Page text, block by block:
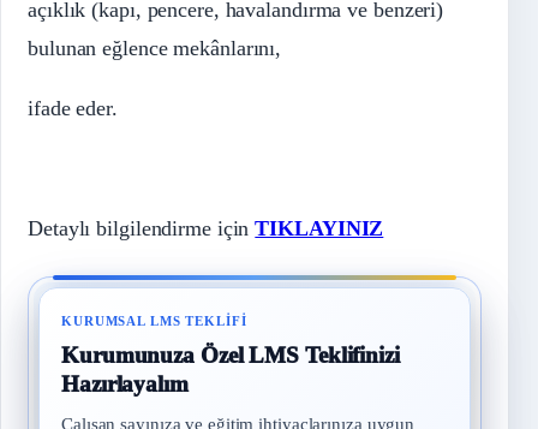
açıklık (kapı, pencere, havalandırma ve benzeri)
bulunan eğlence mekânlarını,
ifade eder.
Detaylı bilgilendirme içinTIKLAYINIZ
KURUMSAL LMS TEKLIFI
Kurumunuza Özel LMS Teklifinizi
Hazırlayalım
Çalışan sayınıza ve eğitim ihtiyaçlarınıza uygun